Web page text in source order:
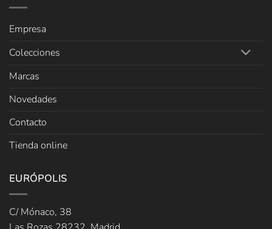
Empresa
Colecciones
Marcas
Novedades
Contacto
Tienda online
EURÓPOLIS
C/ Mónaco, 38